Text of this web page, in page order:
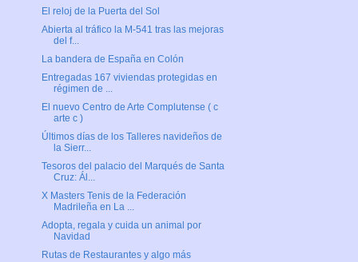
El reloj de la Puerta del Sol
Abierta al tráfico la M-541 tras las mejoras
del f...
La bandera de España en Colón
Entregadas 167 viviendas protegidas en
régimen de ...
El nuevo Centro de Arte Complutense ( c
arte c )
Últimos días de los Talleres navideños de
la Sierr...
Tesoros del palacio del Marqués de Santa
Cruz: Ál...
X Masters Tenis de la Federación
Madrileña en La ...
Adopta, regala y cuida un animal por
Navidad
Rutas de Restaurantes y algo más